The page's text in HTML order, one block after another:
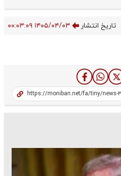
تاریخ انتشار ۱۴۰۵/۰۴/۰۳ ۰۰:۰۳:۰۹